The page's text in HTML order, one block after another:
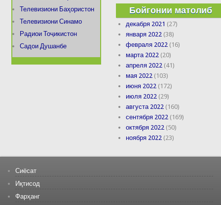
Телевизиони Баҳористон
Телевизиони Синамо
Радиои Тоҷикистон
Садои Душанбе
Бойгонии матолиб
декабря 2021 (27)
января 2022 (38)
февраля 2022 (16)
марта 2022 (20)
апреля 2022 (41)
мая 2022 (103)
июня 2022 (172)
июля 2022 (29)
августа 2022 (160)
сентября 2022 (169)
октября 2022 (50)
ноября 2022 (23)
Сиёсат
Иқтисод
Фарҳанг